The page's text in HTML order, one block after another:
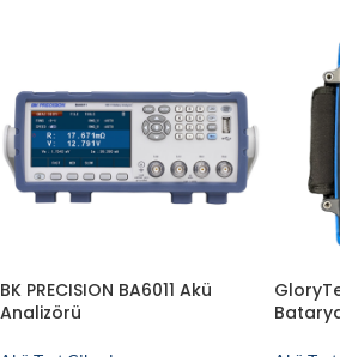
BK PRECISION BA6011 Akü
Analizörü